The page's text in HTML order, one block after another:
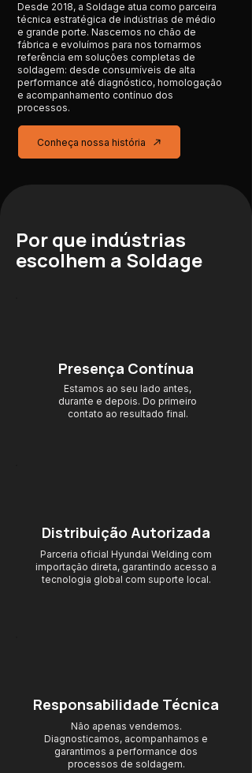
Desde 2018, a Soldage atua como parceira
técnica estratégica de indústrias de médio
e grande porte. Nascemos no chão de
fábrica e evoluímos para nos tornarmos
referência em soluções completas de
soldagem: desde consumíveis de alta
performance até diagnóstico, homologação
e acompanhamento contínuo dos
processos.
Conheça nossa história
Por que indústrias
escolhem a Soldage
Presença Contínua
Estamos ao seu lado antes,
durante e depois. Do primeiro
contato ao resultado final.
Distribuição Autorizada
Parceria oficial Hyundai Welding com
importação direta, garantindo acesso a
tecnologia global com suporte local.
Responsabilidade Técnica
Não apenas vendemos.
Diagnosticamos, acompanhamos e
garantimos a performance dos
processos de soldagem.